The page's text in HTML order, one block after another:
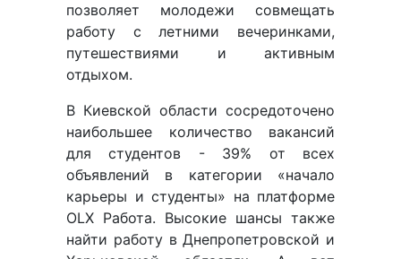
позволяет молодежи совмещать
работу с летними вечеринками,
путешествиями и активным
отдыхом.
В Киевской области сосредоточено
наибольшее количество вакансий
для студентов - 39% от всех
объявлений в категории «начало
карьеры и студенты» на платформе
OLX Работа. Высокие шансы также
найти работу в Днепропетровской и